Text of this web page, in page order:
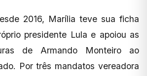
2016, Marília teve sua ficha
presidente Lula e apoiou as
de Armando Monteiro ao
Por três mandatos vereadora